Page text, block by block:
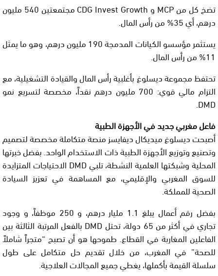
تضخ كل من MCP و CDG Invest Growth مجتمعتين 540 مليون
درهم، أي 35% من رأس المال.
يستثمر مؤسسو الكيانات المدمجة 190 مليون درهم، وهو ما يمثل
11% من رأس المال.
تحتفظ مجموعة ديسلوغ بأغلبية رأس المال والقيادة التشغيلية، مع
التزام مالي قوي: 700 مليون درهم نقداً، مخصصة لتسريع نمو
DMD.
فاعل مغربي جديد في الأجهزة الطبية
أصبحت ديسلوغ ميديكال ديفايسز منصة متكاملة مخصصة لتصميم
وتصنيع وتوزيع الأجهزة الطبية ذات الاستخدام الواحد. بفضل خبرتها
المحلية وشبكتها العلمية النشطة، تلبي DMD الاحتياجات المتزايدة
للسوق المغربي والإقليمي، مع المساهمة في تعزيز السيادة
الصحية للمملكة.
بفضل رقم أعمال يبلغ 1.1 مليار درهم، و 250 موظفاً، و وجود
تجاري في أكثر من 65 دولة، تحتل DMD بالفعل المرتبة الثالثة بين
الفاعلين المغاربة في القطاع. طموحها هو أن تصبح “متجراً شاملاً
للصحة” في المغرب، من خلال تقديم حل متكامل على طول
سلسلة القيمة بأكملها، يغطي جميع المجالات العلاجية.